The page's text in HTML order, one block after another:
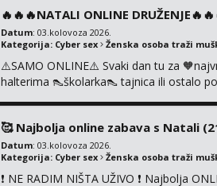
🔥🔥🔥NATALI ONLINE
Datum: 03.kolovoza 2026.
Kategorija: Cyber sex Ženska osoba traži
⚠️SAMO ONLINE⚠️ Svaki dan tu za
halterima 👠školarka👠 tajnica ili ostalo
🥰 Najbolja online zabava s Natali
Datum: 03.kolovoza 2026.
Kategorija: Cyber sex Ženska osoba traži
❗ NE RADIM NIŠTA UŽIVO ❗ Najbolja